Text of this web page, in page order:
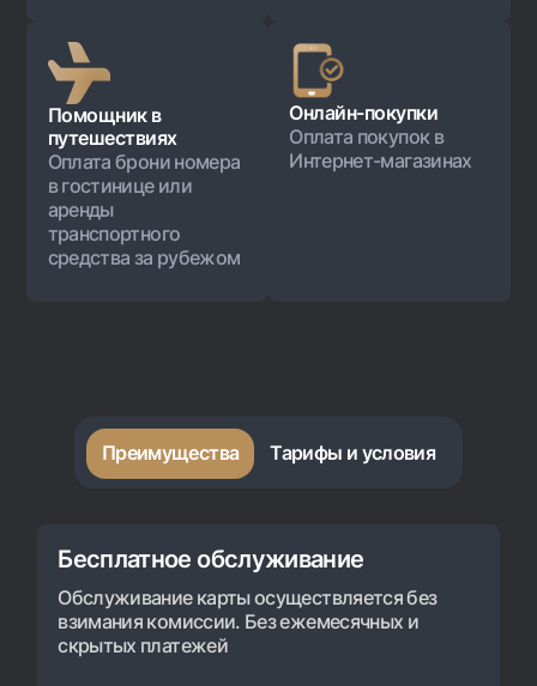
Согласие на обработку персональных данных
Следите за нами в соцсетях
Контакт-центр
+998 78 148-00-101344
Помощник в
путешествиях
Оплата брони номера
в гостинице или
аренды
транспортного
средства за рубежом
Онлайн-покупки
Оплата покупок в
Интернет-магазинах
Преимущества Тарифы и условия
Бесплатное обслуживание
Обслуживание карты осуществляется без
взимания комиссии. Без ежемесячных и
скрытых платежей